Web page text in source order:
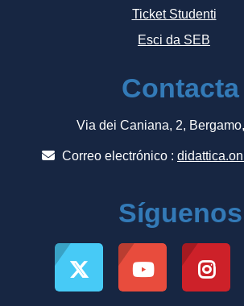
Ticket Studenti
Esci da SEB
Contacta
Via dei Caniana, 2,
Correo electrónico :
Síguenos